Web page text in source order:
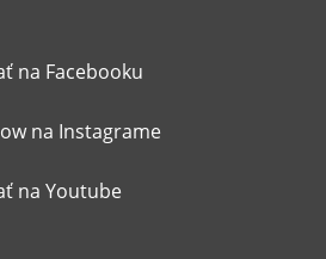
na Facebooku
na Instagrame
na Youtube